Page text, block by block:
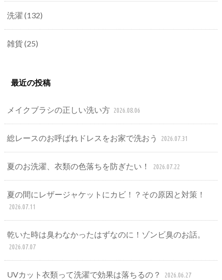
洗濯 (132)
雑貨(25)
最近の投稿
メイクブラシの正しい洗い方 2026.08.06
総レースのお呼ばれドレスをお家で洗おう 2026.07.31
夏のお洗濯、衣類の色落ちを防ぎたい！ 2026.07.22
夏の間にレザージャケットにカビ！？その原因と対策！
2026.07.11
乾いた時は臭わなかったはずなのに！ゾンビ臭のお話。
2026.07.07
UVカット衣類って洗濯で効果は落ちるの？ 2026.06.27